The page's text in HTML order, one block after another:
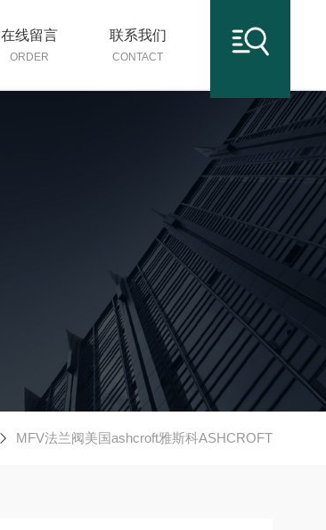
在线留言
ORDER
联系我们
CONTACT
MFV法兰阀美国ashcroft雅斯科ASHCROFT